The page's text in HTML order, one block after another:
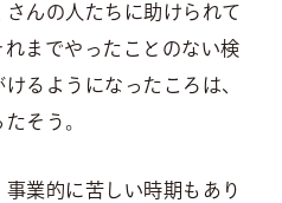
んの人たちに助けられて
までやったことのない検
るようになったころは、
そう。
事業的に苦しい時期もあり